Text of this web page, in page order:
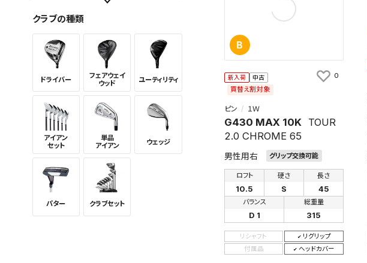
B
新入荷 中古
買替え割対象
ピン １Ｗ
G430 MAX 10K
TOUR
2.0 CHROME 65
男性用右 グリップ交換可能
ロフト
10.5
硬さ
S
長さ
45
バランス
D 1
総重量
315
リシャフト
リグリップ
付属品
ヘッドカバー
0
クラブの種類
ドライバー
フェアウェイ
ウッド
ユーティリティ
アイアン
セット
単品
アイアン
ウェッジ
パター クラブセット